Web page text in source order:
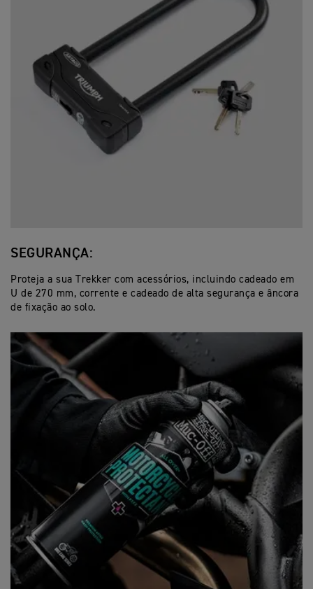
SEGURANÇA:
Proteja a sua Trekker com acessórios, incluindo cadeado em
U de 270 mm, corrente e cadeado de alta segurança e âncora
de fixação ao solo.